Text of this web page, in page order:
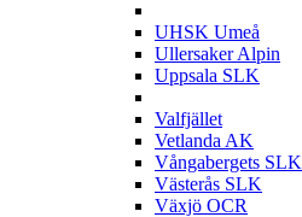
UHSK Umeå
Ullersaker Alpin
Uppsala SLK
Valfjället
Vetlanda AK
Vångabergets SLK
Västerås SLK
Växjö OCR